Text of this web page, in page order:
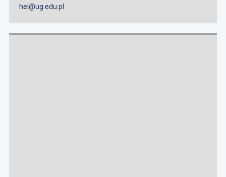
hel@ug.edu.pl